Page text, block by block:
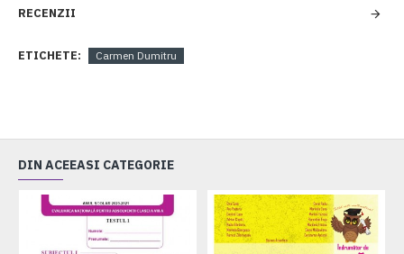
RECENZII
ETICHETE: Carmen Dumitru
DIN ACEEASI CATEGORIE